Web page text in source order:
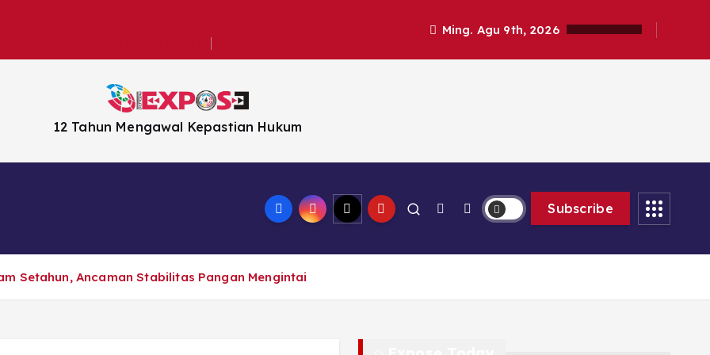
Ming. Agu 9th, 2026
12 Tahun Mengawal Kepastian Hukum
Subscribe
Setahun, Ancaman Stabilitas Pangan Mengintai